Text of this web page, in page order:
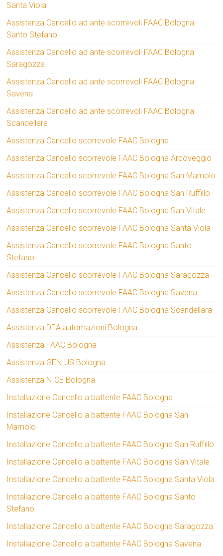
Santa Viola
Assistenza Cancello ad ante scorrevoli FAAC Bologna
Santo Stefano
Assistenza Cancello ad ante scorrevoli FAAC Bologna
Saragozza
Assistenza Cancello ad ante scorrevoli FAAC Bologna
Savena
Assistenza Cancello ad ante scorrevoli FAAC Bologna
Scandellara
Assistenza Cancello scorrevole FAAC Bologna
Assistenza Cancello scorrevole FAAC Bologna Arcoveggio
Assistenza Cancello scorrevole FAAC Bologna San Mamolo
Assistenza Cancello scorrevole FAAC Bologna San Ruffillo
Assistenza Cancello scorrevole FAAC Bologna San Vitale
Assistenza Cancello scorrevole FAAC Bologna Santa Viola
Assistenza Cancello scorrevole FAAC Bologna Santo
Stefano
Assistenza Cancello scorrevole FAAC Bologna Saragozza
Assistenza Cancello scorrevole FAAC Bologna Savena
Assistenza Cancello scorrevole FAAC Bologna Scandellara
Assistenza DEA automazioni Bologna
Assistenza FAAC Bologna
Assistenza GENIUS Bologna
Assistenza NICE Bologna
Installazione Cancello a battente FAAC Bologna
Installazione Cancello a battente FAAC Bologna San
Mamolo
Installazione Cancello a battente FAAC Bologna San Ruffillo
Installazione Cancello a battente FAAC Bologna San Vitale
Installazione Cancello a battente FAAC Bologna Santa Viola
Installazione Cancello a battente FAAC Bologna Santo
Stefano
Installazione Cancello a battente FAAC Bologna Saragozza
Installazione Cancello a battente FAAC Bologna Savena